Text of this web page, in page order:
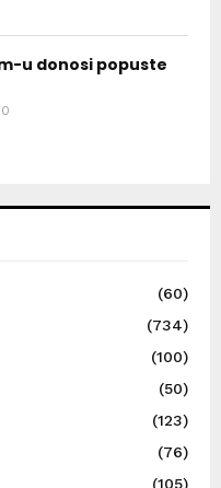
u donosi popuste
0
(60)
(734)
(100)
(50)
(123)
(76)
(105)